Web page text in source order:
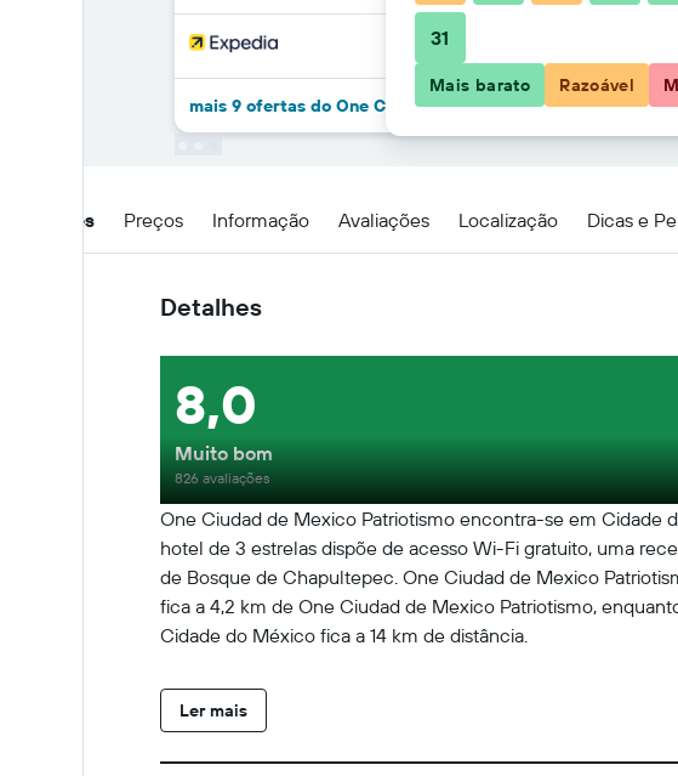
mais 9 ofertas do One Ciudad de Mexico Patriotismo
Detalhes Preços Informação Avaliações Localização Dicas e
Detalhes
One Ciudad de Mexico Patriotismo encontra-se em Cidade
hotel de 3 estrelas dispõe de acesso Wi-Fi gratuito, uma
de Bosque de Chapultepec. One Ciudad de Mexico
fica a 4,2 km de One Ciudad de Mexico Patriotismo,
Cidade do México fica a 14 km de distância.
Ler mais
8,0
Muito bom
826 avaliações
31
Mais barato Razoável